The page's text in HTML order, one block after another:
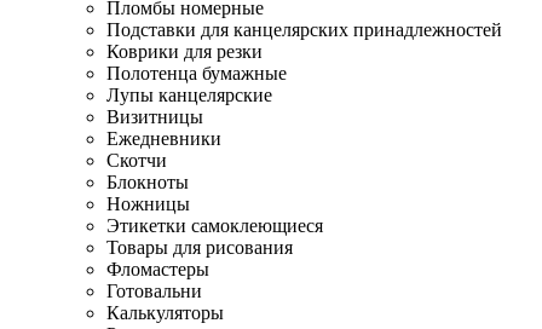
Пломбы номерные
Подставки для канцелярских принадлежностей
Коврики для резки
Полотенца бумажные
Лупы канцелярские
Визитницы
Ежедневники
Скотчи
Блокноты
Ножницы
Этикетки самоклеющиеся
Товары для рисования
Фломастеры
Готовальни
Калькуляторы